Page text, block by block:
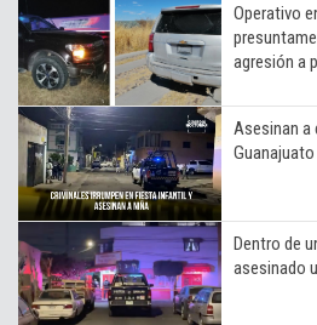
Operativo
agresión a
Asesinan a
Guanajuato
Dentro de
asesinado